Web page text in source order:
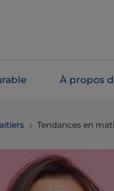
À propos
Tendances en